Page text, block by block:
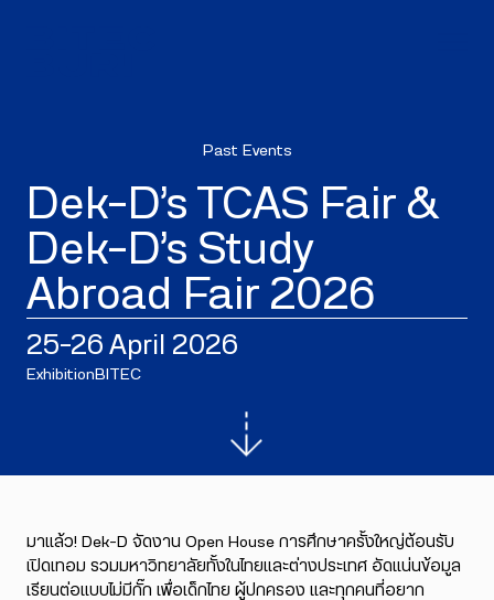
Past Events
Dek-D’s TCAS Fair &
Dek-D’s Study
Abroad Fair 2026
25–26 April 2026
Exhibition BITEC
มาแล้ว! Dek-D จัดงาน Open House การศึกษาครั้งใหญ่ต้อนรับ
เปิดเทอม รวมมหาวิทยาลัยทั้งในไทยและต่างประเทศ อัดแน่นข้อมูล
เรียนต่อแบบไม่มีกั๊ก เพื่อเด็กไทย ผู้ปกครอง และทุกคนที่อยาก